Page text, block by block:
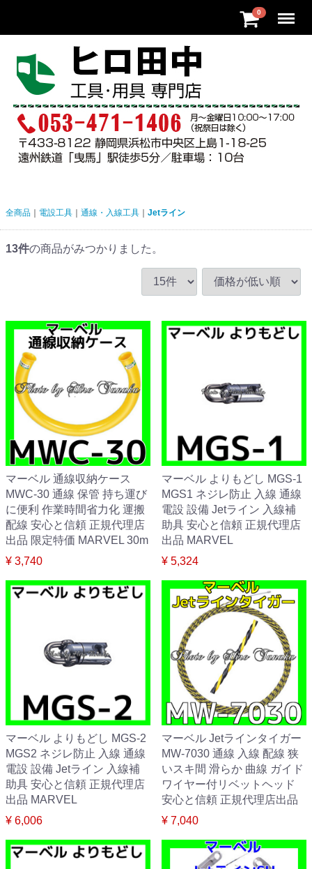
0 Menu
全商品 電設工具 通線・入線工具 Jetライン
13件の商品がみつかりました。
マーベル 通線収納ケース
MWC-30 通線 保管 持ち運び
に便利 作業時間省力化 運搬
配線 安心と信頼 正規代理店
出品 限定特価 MARVEL 30m
¥ 3,740
マーベル よりもどし MGS-1
MGS1 ネジレ防止 入線 通線
電設 設備 Jetライン 入線補
助具 安心と信頼 正規代理店
出品 MARVEL
¥ 5,324
マーベル よりもどし MGS-2
MGS2 ネジレ防止 入線 通線
電設 設備 Jetライン 入線補
助具 安心と信頼 正規代理店
出品 MARVEL
¥ 6,006
マーベル Jetラインタイガー
MW-7030 通線 入線 配線 狭
いスキ間 滑らか 曲線 ガイド
ワイヤー付リベットヘッド
安心と信頼 正規代理店出品
¥ 7,040